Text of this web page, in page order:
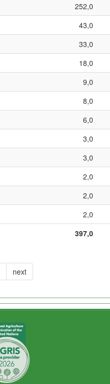
252,0
43,0
33,0
18,0
9,0
8,0
6,0
3,0
3,0
2,0
2,0
2,0
397,0
next